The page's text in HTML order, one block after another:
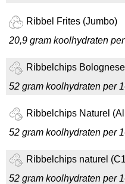
Ribbel Frites (Jumbo)
20,9 gram koolhydraten
Ribbelchips
52 gram koolhydraten per
Ribbelchips Naturel
52 gram koolhydraten per
Ribbelchips naturel
52 gram koolhydraten per